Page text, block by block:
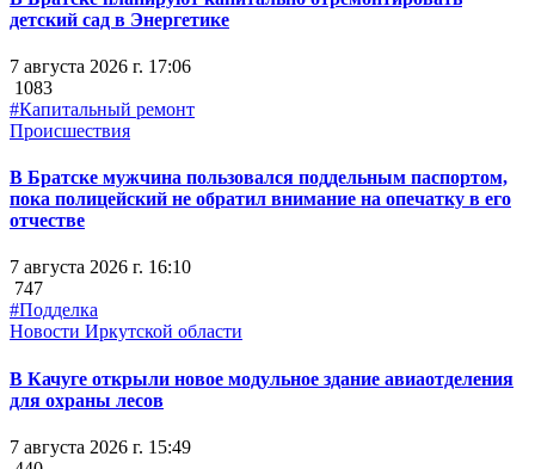
детский сад в Энергетике
7 августа 2026 г. 17:06
1083
#Капитальный ремонт
Происшествия
В Братске мужчина пользовался поддельным паспортом,
пока полицейский не обратил внимание на опечатку в его
отчестве
7 августа 2026 г. 16:10
747
#Подделка
Новости Иркутской области
В Качуге открыли новое модульное здание авиаотделения
для охраны лесов
7 августа 2026 г. 15:49